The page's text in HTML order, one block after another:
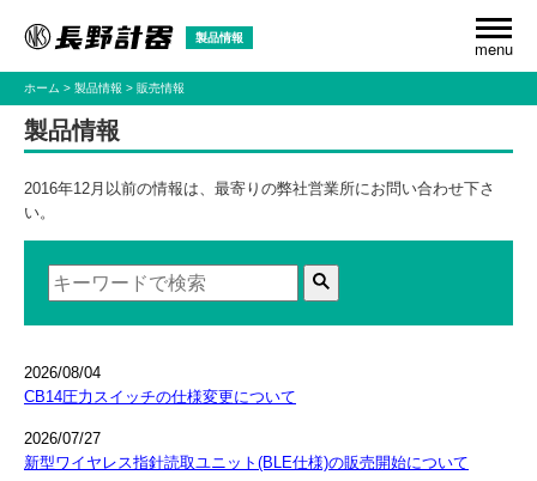
製品情報 menu
ホーム 製品情報 販売情報
製品情報
2016年12月以前の情報は、最寄りの弊社営業所にお問い合わせ下さ
い。
2026/08/04
CB14圧力スイッチの仕様変更について
2026/07/27
新型ワイヤレス指針読取ユニット(BLE仕様)の販売開始について